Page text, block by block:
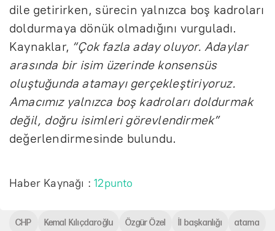
dile getirirken, sürecin yalnızca boş kadroları
doldurmaya dönük olmadığını vurguladı.
Kaynaklar, “Çok fazla aday oluyor. Adaylar
arasında bir isim üzerinde konsensüs
oluştuğunda atamayı gerçekleştiriyoruz.
Amacımız yalnızca boş kadroları doldurmak
değil, doğru isimleri görevlendirmek”
değerlendirmesinde bulundu.
Haber Kaynağı :12punto
CHP Kemal Kılıçdaroğlu Özgür Özel İl başkanlığı atama